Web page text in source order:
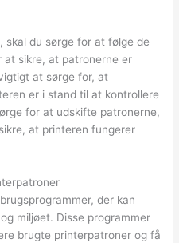
skal du sørge for at følge de
sikre, at patronerne er
at sørge for, at
er i stand til at kontrollere
for at udskifte patronerne,
at printeren fungerer
der kan
miljøet. Disse programmer
brugte printerpatroner og få